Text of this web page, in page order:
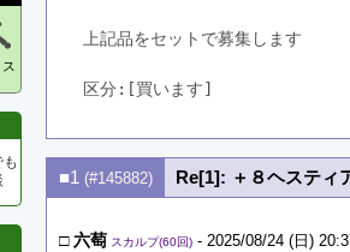
上記品をセットで募集します
区分:[買います]
■1 (#145882) Re[1]: ＋８ヘステ
□六萄 スカルプ(60回) - 2025/08/24 (日)